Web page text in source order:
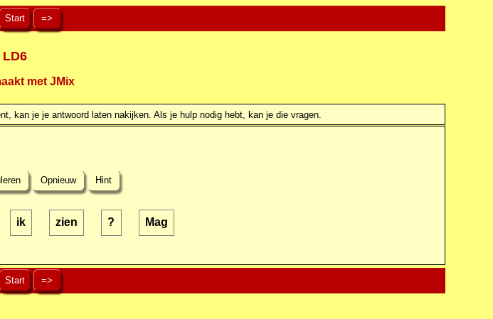
Start =>
LD6
met JMix
kan je je antwoord laten nakijken. Als je hulp nodig hebt, kan je die vragen.
Opnieuw Hint
ik zien ? Mag
Start =>